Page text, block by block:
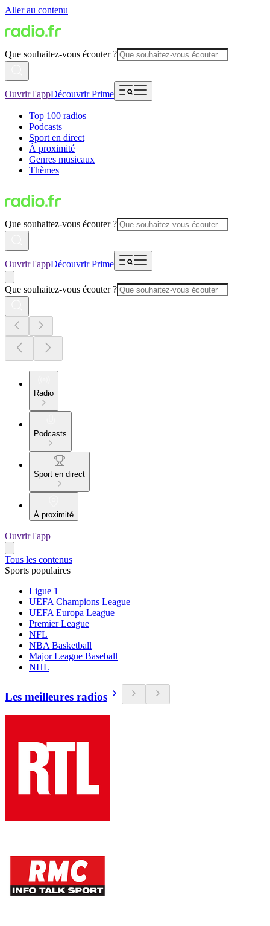
Aller au contenu
Que souhaitez-vous écouter ?
Ouvrir l'appDécouvrir Prime
Top 100 radios
Podcasts
Sport en direct
À proximité
Genres musicaux
Thèmes
Que souhaitez-vous écouter ?
Ouvrir l'appDécouvrir Prime
Que souhaitez-vous écouter ?
Radio
Podcasts
Sport en direct
À proximité
Ouvrir l'app
Tous les contenus
Sports populaires
Ligue 1
UEFA Champions League
UEFA Europa League
Premier League
NFL
NBA Basketball
Major League Baseball
NHL
Les meilleures radios